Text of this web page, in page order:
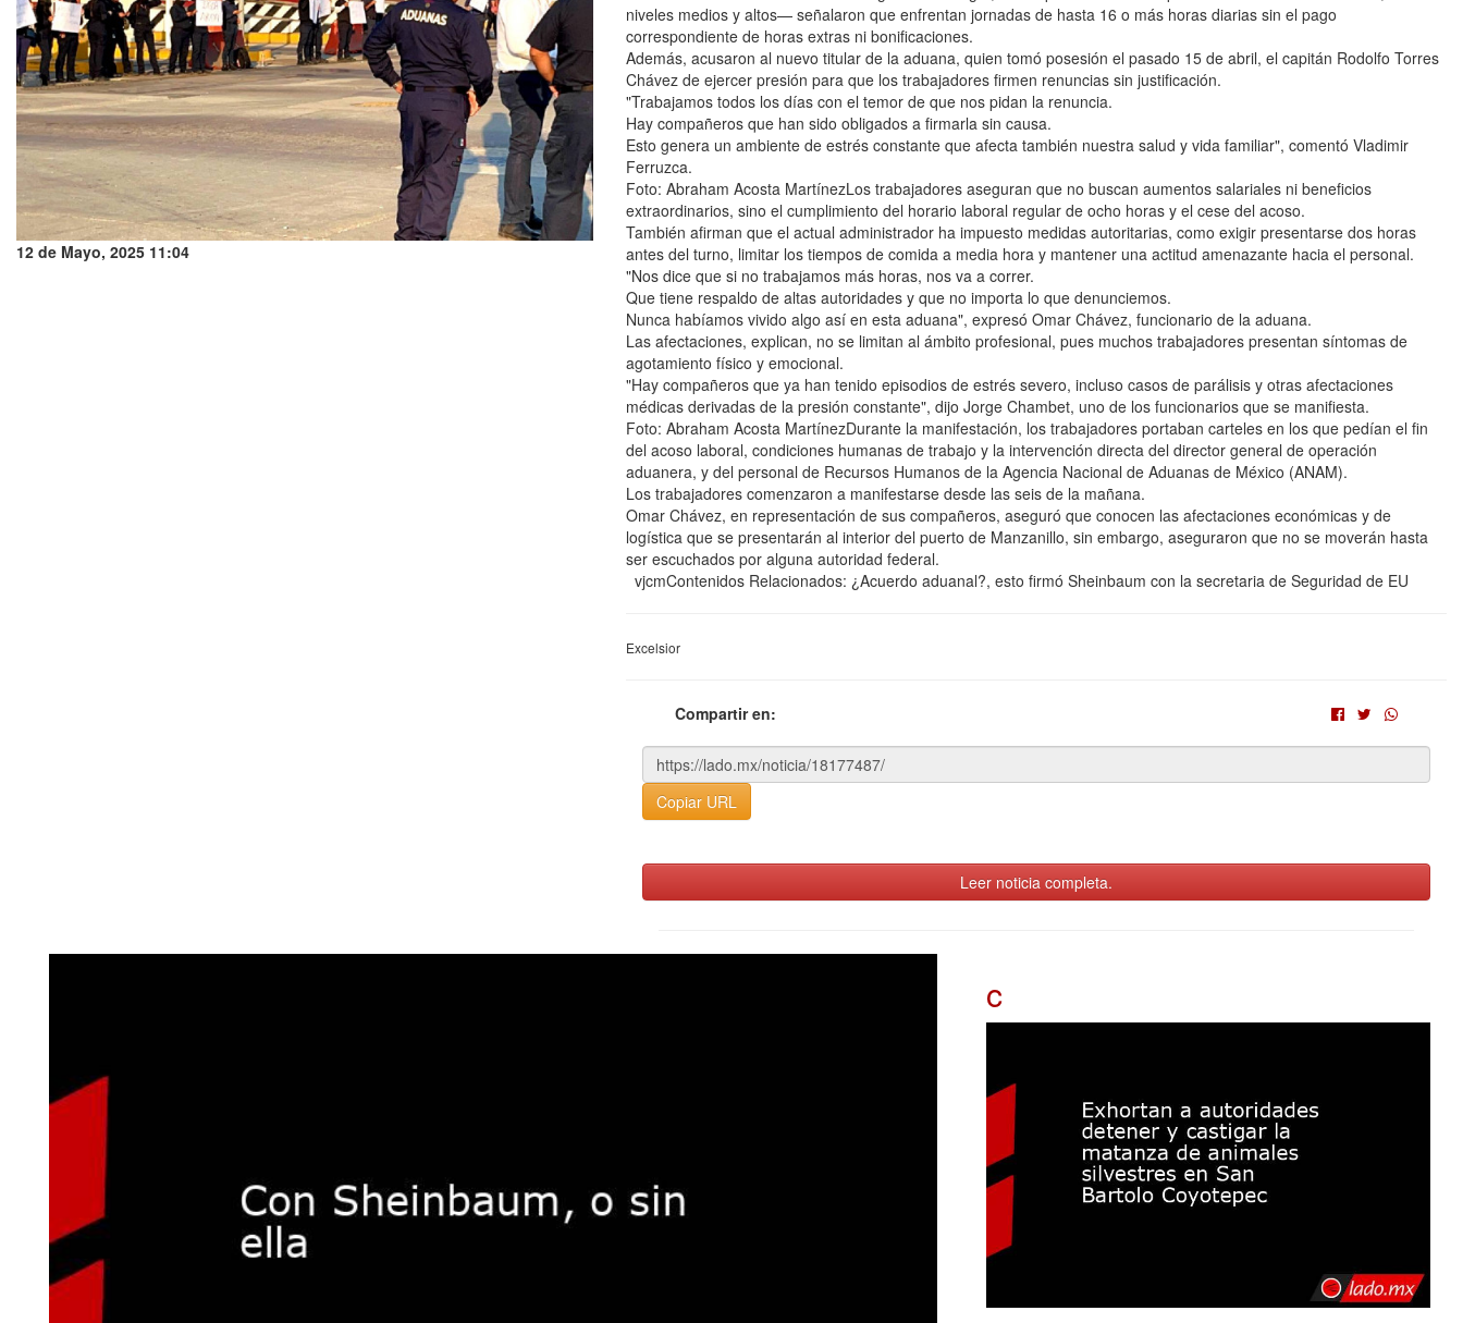
12 de Mayo, 2025 11:04
niveles medios y altos— señalaron que enfrentan jornadas de hasta 16 o más horas diarias sin el pago
correspondiente de horas extras ni bonificaciones.
Además, acusaron al nuevo titular de la aduana, quien tomó posesión el pasado 15 de abril, el capitán Rodolfo Torres
Chávez de ejercer presión para que los trabajadores firmen renuncias sin justificación.
"Trabajamos todos los días con el temor de que nos pidan la renuncia.
Hay compañeros que han sido obligados a firmarla sin causa.
Esto genera un ambiente de estrés constante que afecta también nuestra salud y vida familiar", comentó Vladimir
Ferruzca.
Foto: Abraham Acosta MartínezLos trabajadores aseguran que no buscan aumentos salariales ni beneficios
extraordinarios, sino el cumplimiento del horario laboral regular de ocho horas y el cese del acoso.
También afirman que el actual administrador ha impuesto medidas autoritarias, como exigir presentarse dos horas
antes del turno, limitar los tiempos de comida a media hora y mantener una actitud amenazante hacia el personal.
"Nos dice que si no trabajamos más horas, nos va a correr.
Que tiene respaldo de altas autoridades y que no importa lo que denunciemos.
Nunca habíamos vivido algo así en esta aduana", expresó Omar Chávez, funcionario de la aduana.
Las afectaciones, explican, no se limitan al ámbito profesional, pues muchos trabajadores presentan síntomas de
agotamiento físico y emocional.
"Hay compañeros que ya han tenido episodios de estrés severo, incluso casos de parálisis y otras afectaciones
médicas derivadas de la presión constante", dijo Jorge Chambet, uno de los funcionarios que se manifiesta.
Foto: Abraham Acosta MartínezDurante la manifestación, los trabajadores portaban carteles en los que pedían el fin
del acoso laboral, condiciones humanas de trabajo y la intervención directa del director general de operación
aduanera, y del personal de Recursos Humanos de la Agencia Nacional de Aduanas de México (ANAM).
Los trabajadores comenzaron a manifestarse desde las seis de la mañana.
Omar Chávez, en representación de sus compañeros, aseguró que conocen las afectaciones económicas y de
logística que se presentarán al interior del puerto de Manzanillo, sin embargo, aseguraron que no se moverán hasta
ser escuchados por alguna autoridad federal.
vjcmContenidos Relacionados: ¿Acuerdo aduanal?, esto firmó Sheinbaum con la secretaria de Seguridad de EU
Excelsior
Compartir en:
Copiar URL
Leer noticia completa.
c